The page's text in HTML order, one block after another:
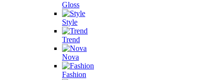
Gloss
Style
Trend
Nova
Fashion